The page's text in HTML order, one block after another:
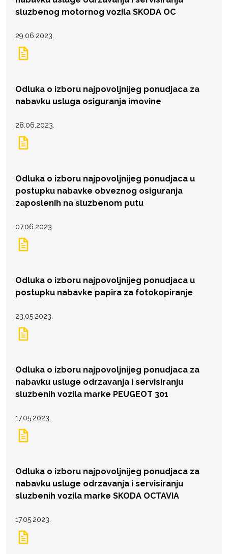
sluzbenog motornog vozila SKODA OC
29.06.2023.
Odluka o izboru najpovoljnijeg ponudjaca za
nabavku usluga osiguranja imovine
28.06.2023.
Odluka o izboru najpovoljnijeg ponudjaca u
postupku nabavke obveznog osiguranja
zaposlenih na sluzbenom putu
07.06.2023.
Odluka o izboru najpovoljnijeg ponudjaca u
postupku nabavke papira za fotokopiranje
23.05.2023.
Odluka o izboru najpovoljnijeg ponudjaca za
nabavku usluge odrzavanja i servisiranju
sluzbenih vozila marke PEUGEOT 301
17.05.2023.
Odluka o izboru najpovoljnijeg ponudjaca za
nabavku usluge odrzavanja i servisiranju
sluzbenih vozila marke SKODA OCTAVIA
17.05.2023.